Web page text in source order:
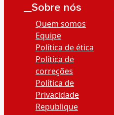
__Sobre nós
Quem somos
Equipe
Política de ética
Política de
correções
Política de
Privacidade
Republique